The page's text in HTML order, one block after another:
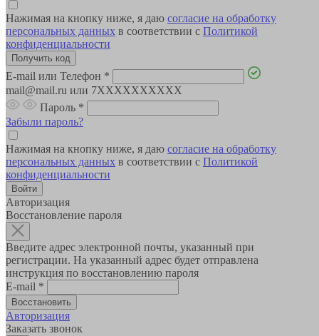
Нажимая на кнопку ниже, я даю согласие на обработку
персональных данных в соответствии с Политикой
конфиденциальности
E-mail или Телефон *
mail@mail.ru или 7XXXXXXXXXX
Пароль *
Забыли пароль?
Нажимая на кнопку ниже, я даю согласие на обработку
персональных данных в соответствии с Политикой
конфиденциальности
Авторизация
Восстановление пароля
Введите адрес электронной почты, указанный при
регистрации. На указанный адрес будет отправлена
инструкция по восстановлению пароля
E-mail *
Авторизация
Заказать звонок